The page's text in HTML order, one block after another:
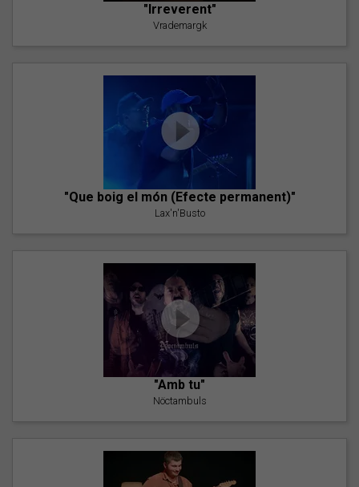
"Irreverent"
Vrademargk
"Que boig el món (Efecte permanent)"
Lax'n'Busto
"Amb tu"
Nöctambuls